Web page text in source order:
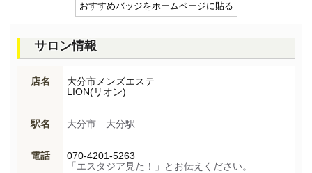
おすすめバッジをホームページに貼る
サロン情報
店名
大分市メンズエステ
LION(リオン)
駅名 大分市 大分駅
電話
070-4201-5263
「エスタジア見た！」とお伝えください。